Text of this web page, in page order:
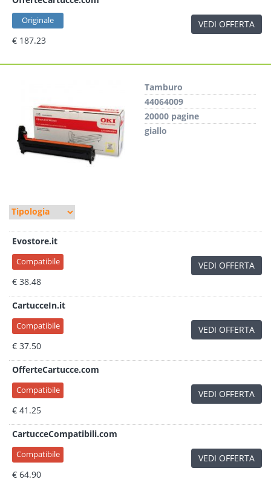
Originale
€ 187.23
VEDI OFFERTA
Tamburo
44064009
20000 pagine
giallo
Evostore.it
Compatibile
€ 38.48
VEDI OFFERTA
CartucceIn.it
Compatibile
€ 37.50
VEDI OFFERTA
OfferteCartucce.com
Compatibile
€ 41.25
VEDI OFFERTA
CartucceCompatibili.com
Compatibile
€ 64.90
VEDI OFFERTA